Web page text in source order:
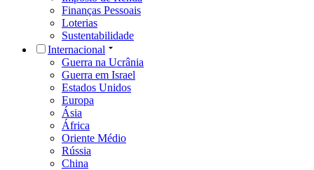
Finanças Pessoais
Loterias
Sustentabilidade
Internacional
Guerra na Ucrânia
Guerra em Israel
Estados Unidos
Europa
Ásia
África
Oriente Médio
Rússia
China